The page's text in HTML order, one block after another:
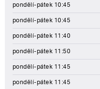
pondělí-pátek 10:45
pondělí-pátek 10:45
pondělí-pátek 11:40
pondělí-pátek 11:50
pondělí-pátek 11:45
pondělí-pátek 11:45